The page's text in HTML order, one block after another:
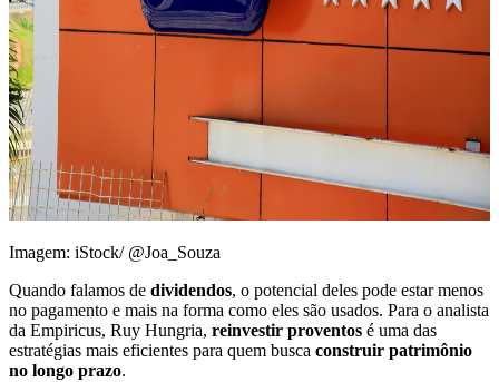
Imagem: iStock/ @Joa_Souza
Quando falamos de dividendos, o potencial deles pode estar menos
no pagamento e mais na forma como eles são usados. Para o analista
da Empiricus, Ruy Hungria, reinvestir proventos é uma das
estratégias mais eficientes para quem busca construir patrimônio
no longo prazo.